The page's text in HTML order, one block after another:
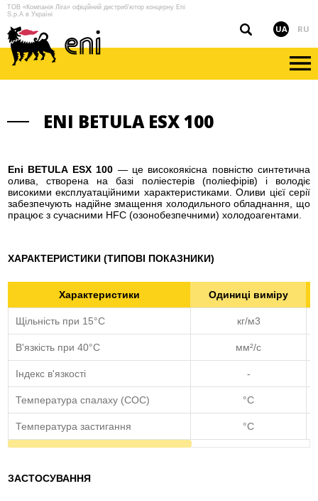
ТОВ «Компанія Ліга» офіційний дистриб'ютор концерну Eni
S.p.A в Україні
UA RU
ENI BETULA ESX 100
Eni BETULA ESX 100 — це високоякісна повністю синтетична
олива, створена на базі поліестерів (поліефірів) і володіє
високими експлуатаційними характеристиками. Оливи цієї серії
забезпечують надійне змащення холодильного обладнання, що
працює з сучасними HFC (озонобезпечними) холодоагентами.
ХАРАКТЕРИСТИКИ (ТИПОВІ ПОКАЗНИКИ)
Характеристики Одиниці виміру
Щільність при 15°С кг/м3
В'язкість при 40°C мм²/с
Індекс в'язкості -
Температура спалаху (COC) °C
Температура застигання °C
ЗАСТОСУВАННЯ